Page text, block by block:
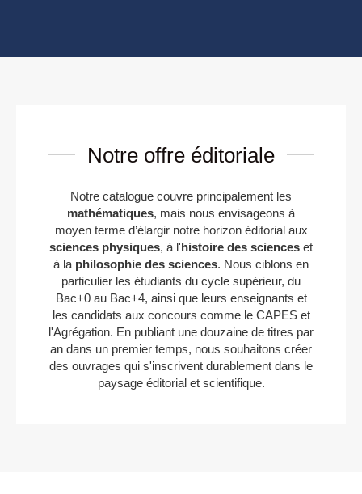
Notre offre éditoriale
Notre catalogue couvre principalement les
mathématiques, mais nous envisageons à
moyen terme d’élargir notre horizon éditorial aux
sciences physiques, à l'histoire des sciences et
à la philosophie des sciences. Nous ciblons en
particulier les étudiants du cycle supérieur, du
Bac+0 au Bac+4, ainsi que leurs enseignants et
les candidats aux concours comme le CAPES et
l'Agrégation. En publiant une douzaine de titres par
an dans un premier temps, nous souhaitons créer
des ouvrages qui s'inscrivent durablement dans le
paysage éditorial et scientifique.